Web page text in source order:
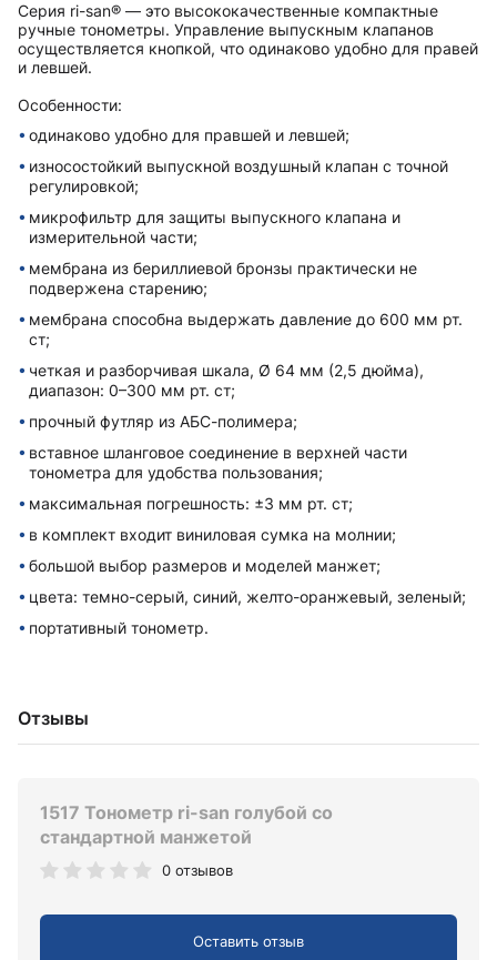
Серия ri-san® — это высококачественные компактные
ручные тонометры. Управление выпускным клапанов
осуществляется кнопкой, что одинаково удобно для правей
и левшей.
Особенности:
одинаково удобно для правшей и левшей;
износостойкий выпускной воздушный клапан с точной
регулировкой;
микрофильтр для защиты выпускного клапана и
измерительной части;
мембрана из бериллиевой бронзы практически не
подвержена старению;
мембрана способна выдержать давление до 600 мм рт.
ст;
четкая и разборчивая шкала, Ø 64 мм (2,5 дюйма),
диапазон: 0–300 мм рт. ст;
прочный футляр из АБС-полимера;
вставное шланговое соединение в верxней части
тонометра для удобства пользования;
максимальная погрешность: ±3 мм рт. ст;
в комплект вxодит виниловая сумка на молнии;
большой выбор размеров и моделей манжет;
цвета: темно-серый, синий, желто-оранжевый, зеленый;
портативный тонометр.
Отзывы
1517 Тонометр ri-san голубой со
стандартной манжетой
0 отзывов
Оставить отзыв